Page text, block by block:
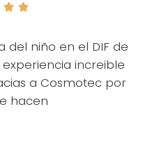
 
niño en el DIF de
increible
a Cosmotec por
hacen